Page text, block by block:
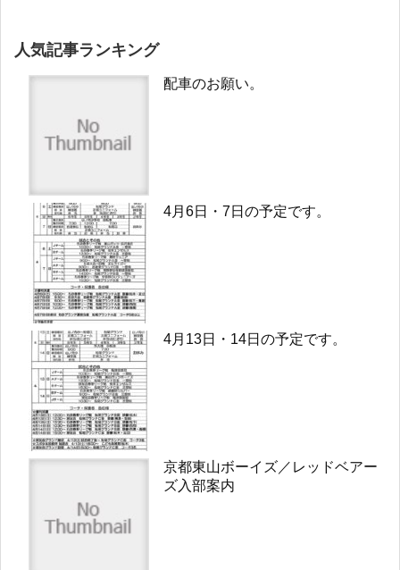
人気記事ランキング
配車のお願い。
4月6日・7日の予定です。
4月13日・14日の予定です。
京都東山ボーイズ／レッドベアー
ズ入部案内